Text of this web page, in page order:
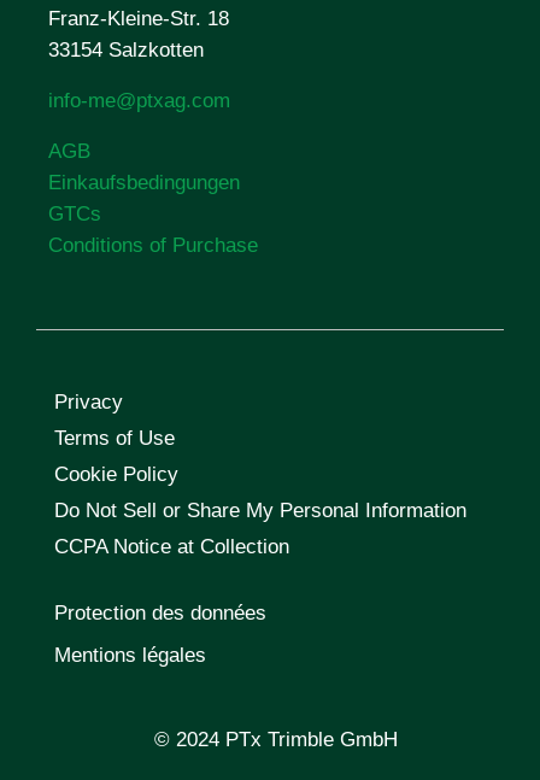
Franz-Kleine-Str. 18
33154 Salzkotten
info-me@ptxag.com
AGB
Einkaufsbedingungen
GTCs
Conditions of Purchase
Privacy
Terms of Use
Cookie Policy
Do Not Sell or Share My Personal Information
CCPA Notice at Collection
Protection des données
Mentions légales
© 2024 PTx Trimble GmbH